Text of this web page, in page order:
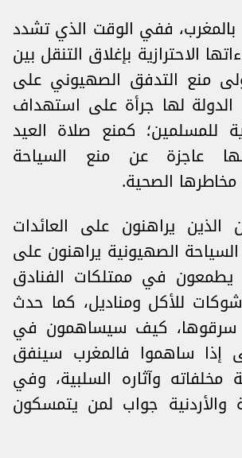
ففي الوقت الذي تشدد
الاحترازية بإغلاق التنقل بين
منع التدفق الصهيوني على
الدولة لها جرأة على استهداف
للمسلمين؛ كمنع صلاة العيد
عاجزة عن منع السياحة
الصحية.
يراهنون على العائدات
الصهيونية يراهنون على
يطمعون في ممتلكات الفنادق
للأكل ومناديل، كما حدث
كيف سيساهمون في
إذا ساهموا فالمغرب سينفق
مخلفاته وآثاره السلبية، وفي
والأردنية جواب لمن يتمسكون